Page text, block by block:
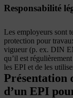
Responsabilité
Les employeurs sont
protection pour
vigueur (p. ex. DIN
qu’il est
les EPI et de les
Présentation
d’un EPI